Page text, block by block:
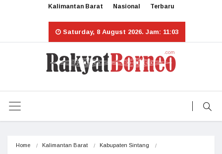
Kalimantan Barat Nasional Terbaru
Saturday, 8 August 2026. Jam: 11:03
Home Kalimantan Barat Kabupaten Sintang